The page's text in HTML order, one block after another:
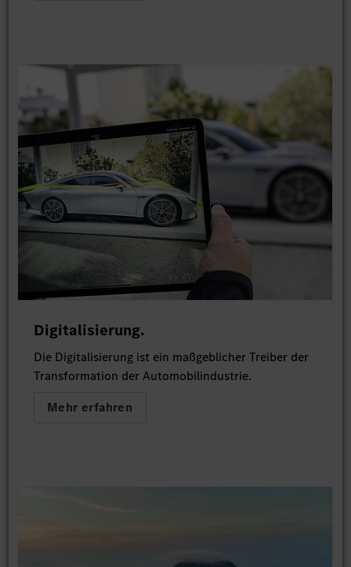
Digitalisierung.
Die Digitalisierung ist ein maßgeblicher Treiber der
Transformation der Automobilindustrie.
Mehr erfahren